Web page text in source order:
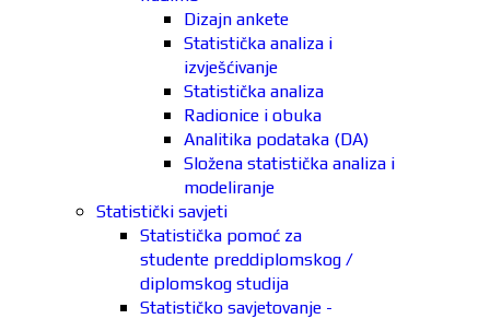
Dizajn ankete
Statistička analiza i
izvješćivanje
Statistička analiza
Radionice i obuka
Analitika podataka (DA)
Složena statistička analiza i
modeliranje
Statistički savjeti
Statistička pomoć za
studente preddiplomskog /
diplomskog studija
Statističko savjetovanje -